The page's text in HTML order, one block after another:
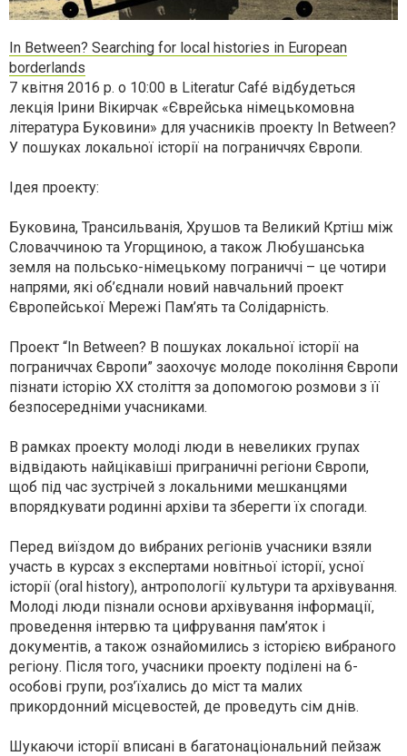
In Between? Searching for local histories in European
borderlands
7 квітня 2016 р. о 10:00 в Literatur Café відбудеться
лекція Ірини Вікирчак «Єврейська німецькомовна
література Буковини» для учасників проекту In Between?
У пошуках локальної історії на пограниччях Європи.
Ідея проекту:
Буковина, Трансильванія, Хрушов та Великий Кртіш між
Словаччиною та Угорщиною, а також Любушанська
земля на польсько-німецькому пограниччі – це чотири
напрями, які об’єднали новий навчальний проект
Європейської Мережі Пам’ять та Солідарність.
Проект “In Between? В пошуках локальної історії на
пограниччах Європи” заохочує молоде покоління Європи
пізнати історію ХХ століття за допомогою розмови з її
безпосередніми учасниками.
В рамках проекту молоді люди в невеликих групах
відвідають найцікавіші приграничні регіони Європи,
щоб під час зустрічей з локальними мешканцями
впорядкувати родинні архіви та зберегти їх спогади.
Перед виїздом до вибраних регіонів учасники взяли
участь в курсах з експертами новітньої історії, усної
історії (oral history), антропології культури та архівування.
Молоді люди пізнали основи архівування інформації,
проведення інтервю та цифрування пам’яток і
документів, а також ознайомились з історією вибраного
регіону. Після того, учасники проекту поділені на 6-
особові групи, роз’їхались до міст та малих
прикордонний місцевостей, де проведуть сім днів.
Шукаючи історії вписані в багатонаціональний пейзаж